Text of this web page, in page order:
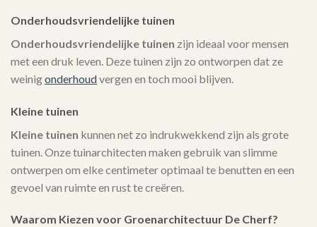
Onderhoudsvriendelijke tuinen
Onderhoudsvriendelijke tuinen zijn ideaal voor mensen
met een druk leven. Deze tuinen zijn zo ontworpen dat ze
weinigonderhoudvergen en toch mooi blijven.
Kleine tuinen
Kleine tuinen kunnen net zo indrukwekkend zijn als grote
tuinen. Onze tuinarchitecten maken gebruik van slimme
ontwerpen om elke centimeter optimaal te benutten en een
gevoel van ruimte en rust te creëren.
Waarom Kiezen voor Groenarchitectuur De Cherf?